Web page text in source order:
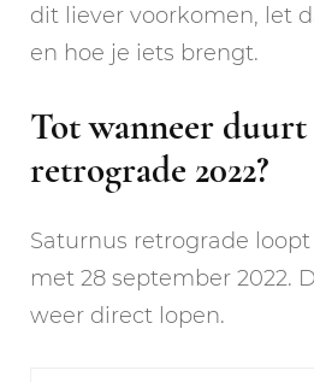
dit liever voorkomen, let
en hoe je iets brengt.
Tot wanneer
retrograde 2022?
Saturnus retrograde
met 28 september 2022.
weer direct lopen.